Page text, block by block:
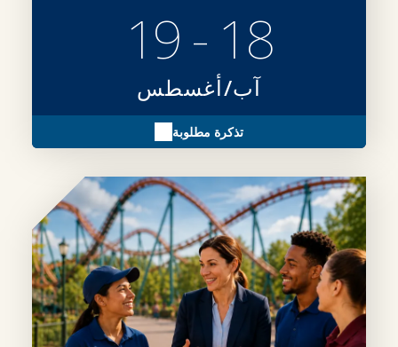
18 - 19
آب/أغسطس
تذكرة مطلوبة